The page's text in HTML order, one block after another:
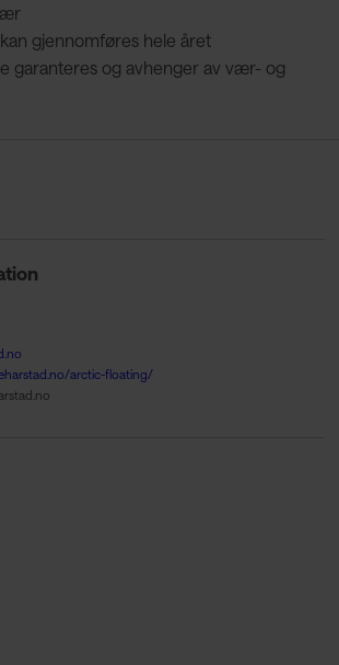
gjennomføres hele året
garanteres og avhenger av vær- og
arctic-floating/